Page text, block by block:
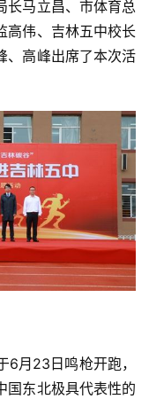
长马立昌、市体育总
高伟、吉林五中校长
、高峰出席了本次活
6月23日鸣枪开跑，
国东北极具代表性的